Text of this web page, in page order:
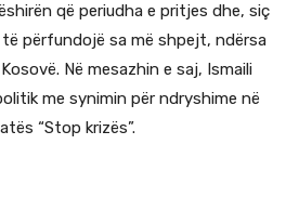
që periudha e pritjes dhe, siç
përfundojë sa më shpejt, ndërsa
Në mesazhin e saj, Ismaili
me synimin për ndryshime në
“Stop krizës”.